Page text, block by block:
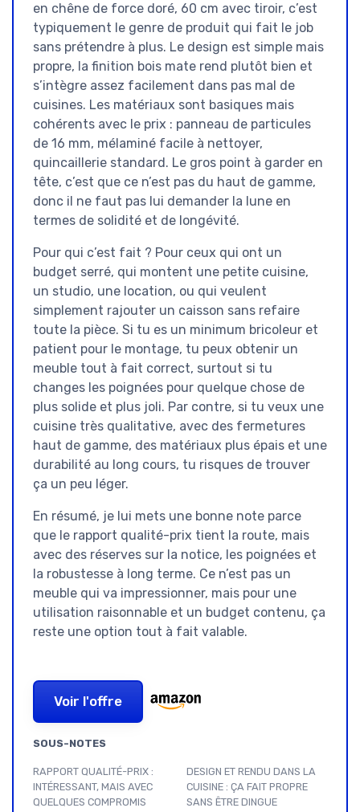
en chêne de force doré, 60 cm avec tiroir, c’est
typiquement le genre de produit qui fait le job
sans prétendre à plus. Le design est simple mais
propre, la finition bois mate rend plutôt bien et
s’intègre assez facilement dans pas mal de
cuisines. Les matériaux sont basiques mais
cohérents avec le prix : panneau de particules
de 16 mm, mélaminé facile à nettoyer,
quincaillerie standard. Le gros point à garder en
tête, c’est que ce n’est pas du haut de gamme,
donc il ne faut pas lui demander la lune en
termes de solidité et de longévité.
Pour qui c’est fait ? Pour ceux qui ont un
budget serré, qui montent une petite cuisine,
un studio, une location, ou qui veulent
simplement rajouter un caisson sans refaire
toute la pièce. Si tu es un minimum bricoleur et
patient pour le montage, tu peux obtenir un
meuble tout à fait correct, surtout si tu
changes les poignées pour quelque chose de
plus solide et plus joli. Par contre, si tu veux une
cuisine très qualitative, avec des fermetures
haut de gamme, des matériaux plus épais et une
durabilité au long cours, tu risques de trouver
ça un peu léger.
En résumé, je lui mets une bonne note parce
que le rapport qualité-prix tient la route, mais
avec des réserves sur la notice, les poignées et
la robustesse à long terme. Ce n’est pas un
meuble qui va impressionner, mais pour une
utilisation raisonnable et un budget contenu, ça
reste une option tout à fait valable.
Voir l'offre
SOUS-NOTES
RAPPORT QUALITÉ-PRIX :
INTÉRESSANT, MAIS AVEC
QUELQUES COMPROMIS
DESIGN ET RENDU DANS LA
CUISINE : ÇA FAIT PROPRE
SANS ÊTRE DINGUE